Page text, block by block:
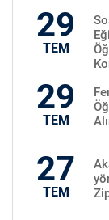
29
TEM
29
TEM
27
TEM